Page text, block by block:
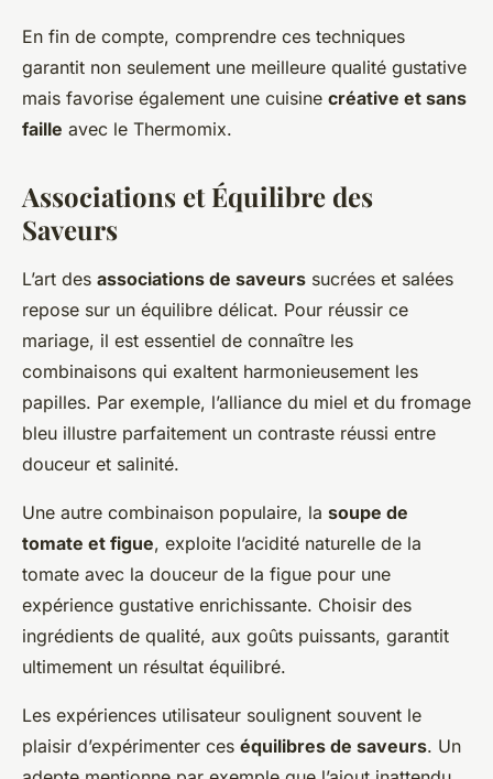
En fin de compte, comprendre ces techniques
garantit non seulement une meilleure qualité gustative
mais favorise également une cuisine créative et sans
faille avec le Thermomix.
Associations et Équilibre des
Saveurs
L’art des associations de saveurs sucrées et salées
repose sur un équilibre délicat. Pour réussir ce
mariage, il est essentiel de connaître les
combinaisons qui exaltent harmonieusement les
papilles. Par exemple, l’alliance du miel et du fromage
bleu illustre parfaitement un contraste réussi entre
douceur et salinité.
Une autre combinaison populaire, la soupe de
tomate et figue, exploite l’acidité naturelle de la
tomate avec la douceur de la figue pour une
expérience gustative enrichissante. Choisir des
ingrédients de qualité, aux goûts puissants, garantit
ultimement un résultat équilibré.
Les expériences utilisateur soulignent souvent le
plaisir d’expérimenter ces équilibres de saveurs. Un